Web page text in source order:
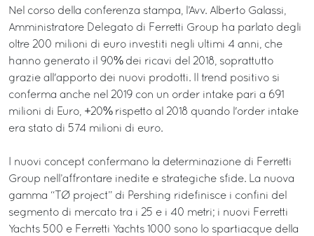
Nel corso della conferenza stampa, l’Avv. Alberto Galassi,
Amministratore Delegato di Ferretti Group ha parlato degli
oltre 200 milioni di euro investiti negli ultimi 4 anni, che
hanno generato il 90% dei ricavi del 2018, soprattutto
grazie all'apporto dei nuovi prodotti. Il trend positivo si
conferma anche nel 2019 con un order intake pari a 691
milioni di Euro, +20% rispetto al 2018 quando l'order intake
era stato di 574 milioni di euro.
I nuovi concept confermano la determinazione di Ferretti
Group nell’affrontare inedite e strategiche sfide. La nuova
gamma “TØ project” di Pershing ridefinisce i confini del
segmento di mercato tra i 25 e i 40 metri; i nuovi Ferretti
Yachts 500 e Ferretti Yachts 1000 sono lo spartiacque della